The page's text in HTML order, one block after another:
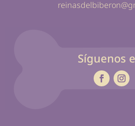
Síguenos